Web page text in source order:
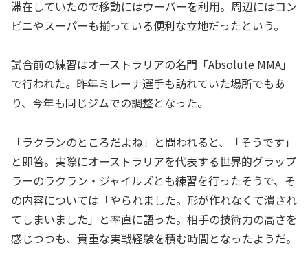
滞在していたので移動にはウーバーを利用。周辺にはコン
ビニやスーパーも揃っている便利な立地だったという。
試合前の練習はオーストラリアの名門「Absolute MMA」
で行われた。昨年ミレーナ選手も訪れていた場所でもあ
り、今年も同じジムでの調整となった。
「ラクランのところだよね」と問われると、「そうです」
と即答。実際にオーストラリアを代表する世界的グラップ
ラーのラクラン・ジャイルズとも練習を行ったそうで、そ
の内容については「やられました。形が作れなくて潰され
てしまいました」と率直に語った。相手の技術力の高さを
感じつつも、貴重な実戦経験を積む時間となったようだ。